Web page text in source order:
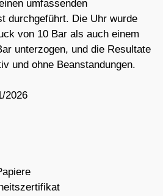
umfassenden
durchgeführt. Die Uhr wurde
von 10 Bar als auch einem
unterzogen, und die Resultate
und ohne Beanstandungen.
2026